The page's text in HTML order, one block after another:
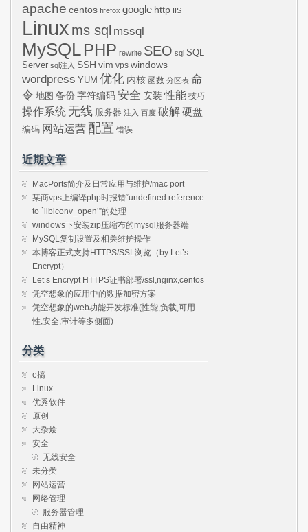
apache centos firefox google http IIS
Linux ms sql mssql
MySQLPHP rewrite SEO sql SQL
Server sql注入 SSH vim vps windows
wordpress YUM 优化 内核 函数 分区表 命
令 地图 备份 字符编码 安全 安装 性能 技巧
操作系统 无线 服务器 注入 百度 破解硬盘
编码 网站运营 配置 错误
近期文章
MacPorts简介及日常应用与维护/mac port
某商vps上编译php时报错“undefined reference
to `libiconv_open’”的处理
windows下安装zip压缩布的mysql服务器端
MySQL复制设置及相关维护操作
本博客正式支持HTTPS/SSL浏览（by Let’s
Encrypt）
Let’s Encrypt HTTPS证书部署/ssl,nginx,centos
凭空想象的应用中的数据加密方案
凭空想象的web功能开发标准(性能,负载,可用
性,安全,审计等多侧面)
分类
e搞
Linux
优秀软件
原创
大杂烩
安全
无线安全
未分类
网站运营
网络管理
服务器管理
自由精神